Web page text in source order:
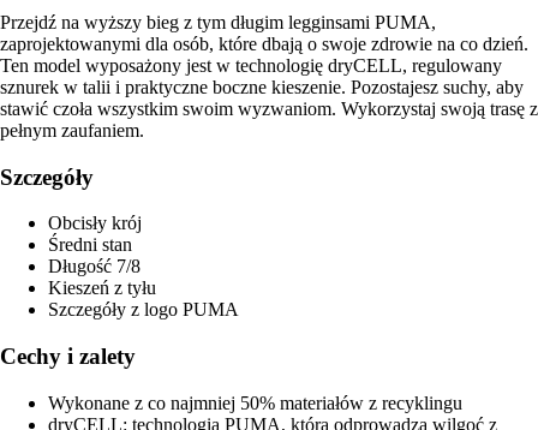
Przejdź na wyższy bieg z tym długim legginsami PUMA,
zaprojektowanymi dla osób, które dbają o swoje zdrowie na co dzień.
Ten model wyposażony jest w technologię dryCELL, regulowany
sznurek w talii i praktyczne boczne kieszenie. Pozostajesz suchy, aby
stawić czoła wszystkim swoim wyzwaniom. Wykorzystaj swoją trasę z
pełnym zaufaniem.
Szczegóły
Obcisły krój
Średni stan
Długość 7/8
Kieszeń z tyłu
Szczegóły z logo PUMA
Cechy i zalety
Wykonane z co najmniej 50% materiałów z recyklingu
dryCELL: technologia PUMA, która odprowadza wilgoć z